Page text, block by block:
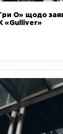
О» щодо
«Gulliver»